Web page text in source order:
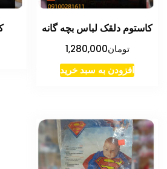
کاستوم دلقک لباس بچه گانه
تومان1,280,000
افزودن به سبد خرید